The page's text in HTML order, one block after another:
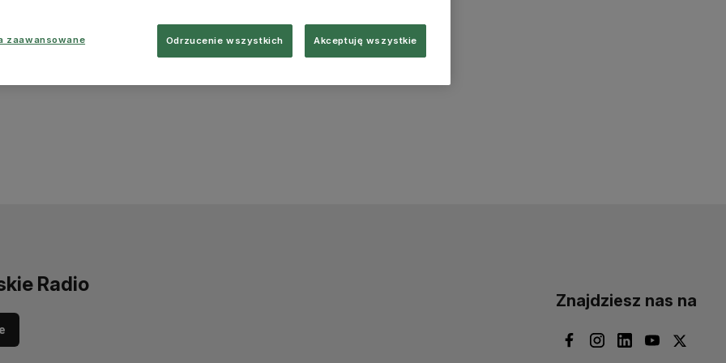
Radio
Znajdziesz nas na
zaawansowane Odrzucenie wszystkich Akceptuję wszystkie